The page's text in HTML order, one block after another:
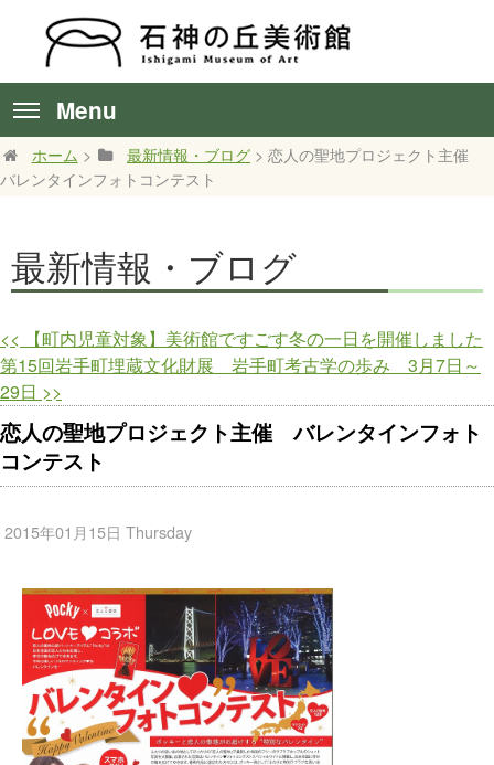
Menu
ホーム > 最新情報・ブログ > 恋人の聖地プロジェクト主催
バレンタインフォトコンテスト
最新情報・ブログ
<< 【町内児童対象】美術館ですごす冬の一日を開催しました
第15回岩手町埋蔵文化財展 岩手町考古学の歩み 3月7日～
29日 >>
恋人の聖地プロジェクト主催 バレンタインフォト
コンテスト
2015年01月15日 Thursday